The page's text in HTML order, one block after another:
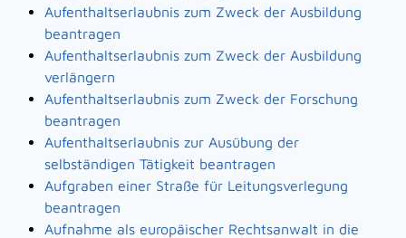
Aufenthaltserlaubnis zum Zweck der Ausbildung
beantragen
Aufenthaltserlaubnis zum Zweck der Ausbildung
verlängern
Aufenthaltserlaubnis zum Zweck der Forschung
beantragen
Aufenthaltserlaubnis zur Ausübung der
selbständigen Tätigkeit beantragen
Aufgraben einer Straße für Leitungsverlegung
beantragen
Aufnahme als europäischer Rechtsanwalt in die